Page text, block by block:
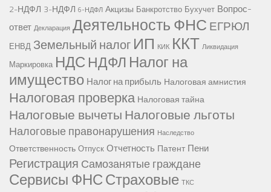
2-НДФЛ 3-НДФЛ 6-НДФЛ Акцизы Банкротство Бухучет Вопрос-
ответ Декларация Деятельность ФНС ЕГРЮЛ
ЕНВД Земельный налог ИП КИК ККТ Ликвидация
Маркировка НДС НДФЛ Налог на
имущество Налог на прибыль Налоговая амнистия
Налоговая проверка Налоговая тайна
Налоговые вычетыНалоговые льготы
Налоговые правонарушения Наследство
Ответственность Отпуск Отчетность Патент Пени
Регистрация Самозанятые граждане
Сервисы ФНССтраховые ТКС